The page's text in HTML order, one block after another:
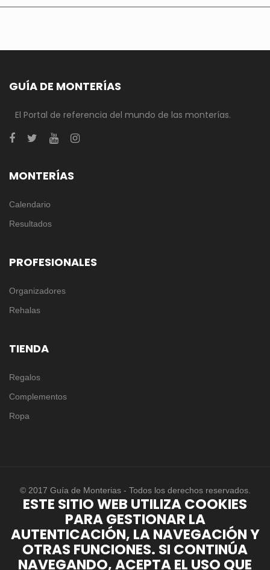
GUÍA DE MONTERÍAS
El Portal de referencia del mundo de las monterías.
MONTERÍAS
Calendario
Resultados
PROFESIONALES
Organizadores
Rehalas
TIENDA
Regalos
Complementos
Ropa
© 2017 Guía de Monterias - Todos los derechos reservados.
ESTE SITIO WEB UTILIZA COOKIES
PARA GESTIONAR LA
AUTENTICACIÓN, LA NAVEGACIÓN Y
OTRAS FUNCIONES. SI CONTINÚA
NAVEGANDO, ACEPTA EL USO QUE